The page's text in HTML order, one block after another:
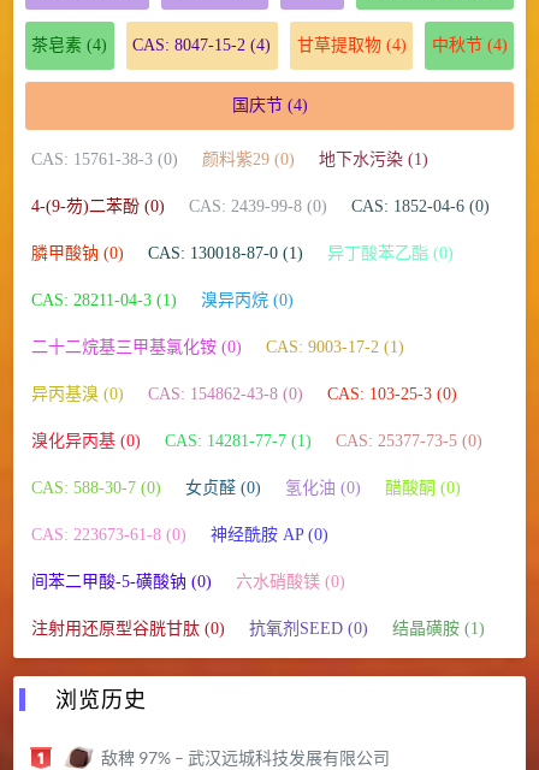
茶皂素 (4) CAS: 8047-15-2 (4) 甘草提取物(4) 中秋节(4)
国庆节(4)
CAS: 15761-38-3 (0) 颜料紫29 (0) 地下水污染 (1)
4-(9-芴)二苯酚 (0) CAS: 2439-99-8 (0) CAS: 1852-04-6 (0)
膦甲酸钠 (0) CAS: 130018-87-0 (1) 异丁酸苯乙酯 (0)
CAS: 28211-04-3 (1) 溴异丙烷 (0)
二十二烷基三甲基氯化铵 (0) CAS: 9003-17-2 (1)
异丙基溴 (0) CAS: 154862-43-8 (0) CAS: 103-25-3 (0)
溴化异丙基 (0) CAS: 14281-77-7 (1) CAS: 25377-73-5 (0)
CAS: 588-30-7 (0) 女贞醛 (0) 氢化油 (0) 醋酸酮 (0)
CAS: 223673-61-8 (0) 神经酰胺 AP (0)
间苯二甲酸-5-磺酸钠 (0) 六水硝酸镁 (0)
注射用还原型谷胱甘肽 (0) 抗氧剂SEED (0) 结晶磺胺 (1)
浏览历史
敌稗 97% – 武汉远城科技发展有限公司